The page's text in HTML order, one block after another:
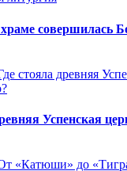
совершилась
Успенская